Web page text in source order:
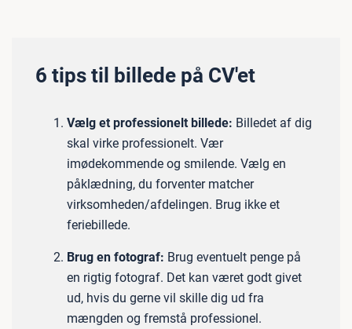
6 tips til billede på CV'et
Vælg et professionelt billede: Billedet af dig
skal virke professionelt. Vær
imødekommende og smilende. Vælg en
påklædning, du forventer matcher
virksomheden/afdelingen. Brug ikke et
feriebillede.
Brug en fotograf: Brug eventuelt penge på
en rigtig fotograf. Det kan været godt givet
ud, hvis du gerne vil skille dig ud fra
mængden og fremstå professionel.